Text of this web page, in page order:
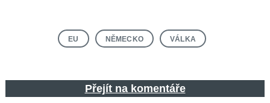
EU NĚMECKO VÁLKA
Přejít na komentáře